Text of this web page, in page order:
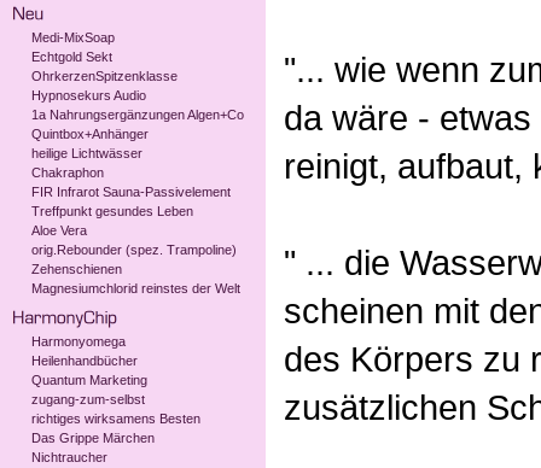
Medi-MixSoap
Echtgold Sekt
OhrkerzenSpitzenklasse
Hypnosekurs Audio
1a Nahrungsergänzungen Algen+Co
Quintbox+Anhänger
heilige Lichtwässer
Chakraphon
FIR Infrarot Sauna-Passivelement
Treffpunkt gesundes Leben
Aloe Vera
orig.Rebounder (spez. Trampoline)
Zehenschienen
Magnesiumchlorid reinstes der Welt
Harmonyomega
Heilenhandbücher
Quantum Marketing
zugang-zum-selbst
richtiges wirksamens Besten
Das Grippe Märchen
Nichtraucher
"... wie wenn
da wäre -
reinigt, aufbaut,
" ... die
scheinen mit
des Körpers zu
zusätzlichen